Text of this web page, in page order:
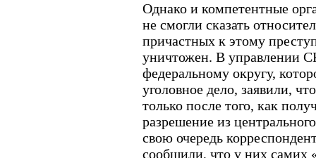
Однако и компетентные
не смогли сказать
причастных к этому
уничтожен. В управлении
федеральному округу,
уголовное дело, заявили,
только после того, как
разрешение из
свою очередь
сообщили, что у них самих